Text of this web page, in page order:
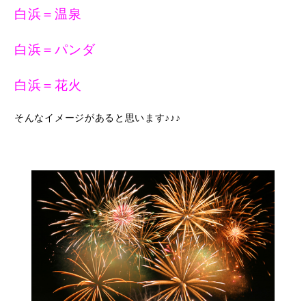
白浜＝温泉
白浜＝パンダ
白浜＝花火
そんなイメージがあると思います♪♪♪